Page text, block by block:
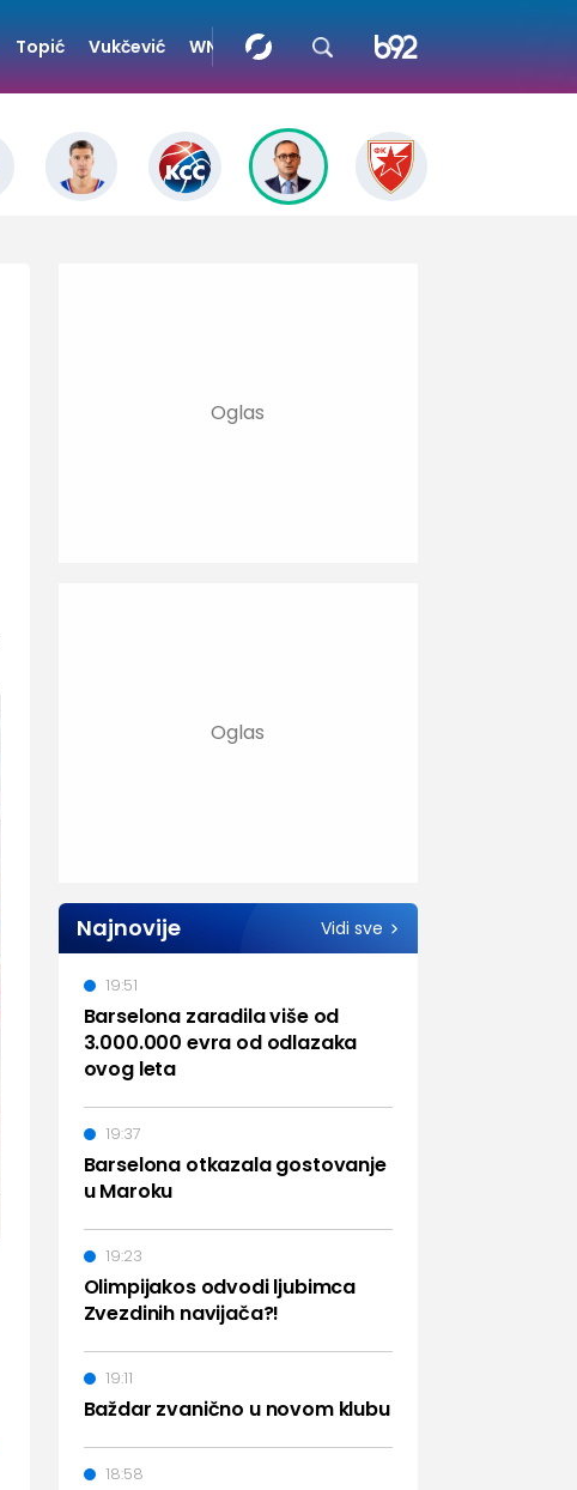
Topić Vukčević WNBA
Najnovije Vidi sve
Barselona zaradila više od
3.000.000 evra od odlazaka
ovog leta
19:51
Barselona otkazala gostovanje
u Maroku
19:37
Olimpijakos odvodi ljubimca
Zvezdinih navijača?!
19:23
Baždar zvanično u novom klubu
19:11
18:58